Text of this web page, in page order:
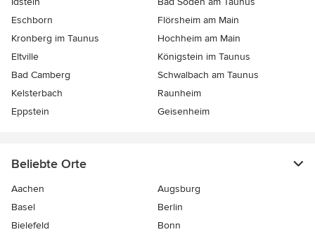
Eschborn
Flörsheim am Main
Kronberg im Taunus
Hochheim am Main
Eltville
Königstein im Taunus
Bad Camberg
Schwalbach am Taunus
Kelsterbach
Raunheim
Eppstein
Geisenheim
Beliebte Orte
Aachen
Augsburg
Basel
Berlin
Bielefeld
Bonn